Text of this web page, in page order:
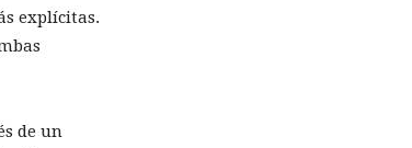
explícitas.
de un